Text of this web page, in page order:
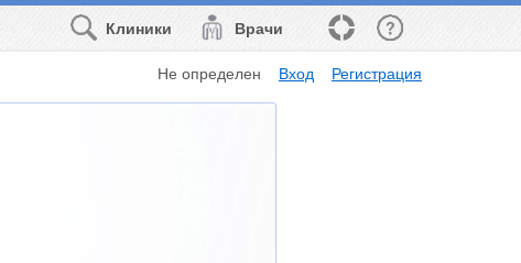
Врачи
Клиники
Не определен Вход Регистрация